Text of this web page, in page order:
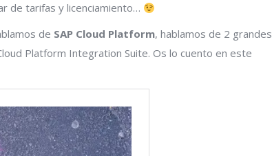
de tarifas y licenciamiento…
de SAP Cloud Platform, hablamos de 2 grandes
Platform Integration Suite. Os lo cuento en este